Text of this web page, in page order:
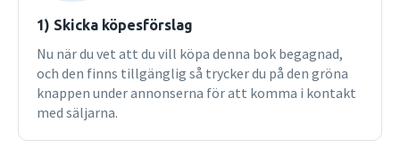
1) Skicka köpesförslag
Nu när du vet att du vill köpa denna bok begagnad,
och den finns tillgänglig så trycker du på den gröna
knappen under annonserna för att komma i kontakt
med säljarna.